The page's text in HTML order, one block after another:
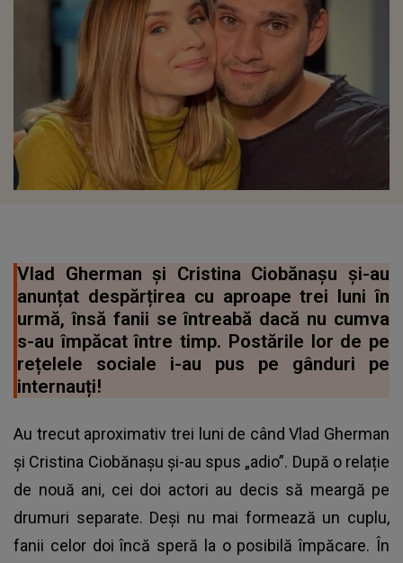
Vlad Gherman și Cristina Ciobănașu și-au
anunțat despărțirea cu aproape trei luni în
urmă, însă fanii se întreabă dacă nu cumva
s-au împăcat între timp. Postările lor de pe
rețelele sociale i-au pus pe gânduri pe
internauți!
Au trecut aproximativ trei luni de când Vlad Gherman
și Cristina Ciobănașu și-au spus „adio”. După o relație
de nouă ani, cei doi actori au decis să meargă pe
drumuri separate. Deși nu mai formează un cuplu,
fanii celor doi încă speră la o posibilă împăcare. În